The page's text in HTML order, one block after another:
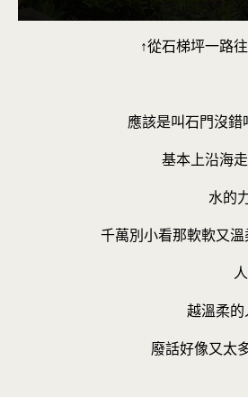
↑從石梯坪一路
應該是叫石門沒
基本上沿海
水的
千萬別小看那軟軟又
越溫柔
廢話好像又太